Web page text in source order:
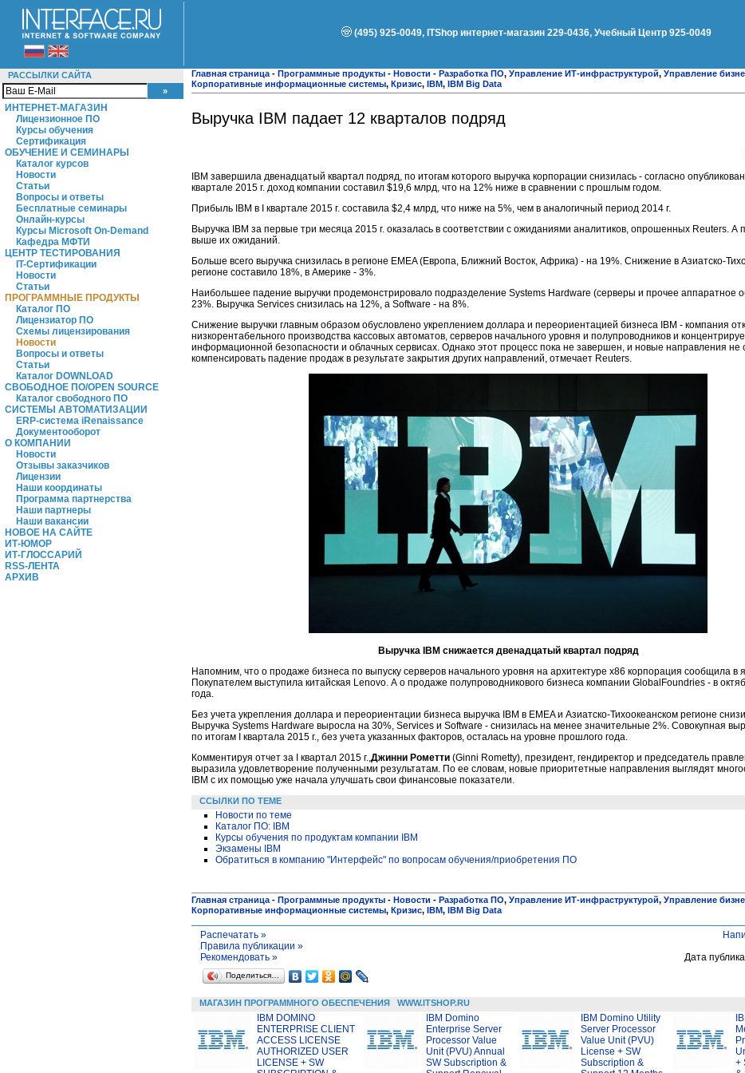
(495) 925-0049, ITShop интернет-магазин 229-0436, Учебный Центр 925-0049
РАССЫЛКИ САЙТА
ИНТЕРНЕТ-МАГАЗИН
Лицензионное ПО
Курсы обучения
Сертификация
ОБУЧЕНИЕ И СЕМИНАРЫ
Каталог курсов
Новости
Статьи
Вопросы и ответы
Бесплатные семинары
Онлайн-курсы
Курсы Microsoft On-Demand
Кафедра МФТИ
ЦЕНТР ТЕСТИРОВАНИЯ
IT-Сертификации
Новости
Статьи
ПРОГРАММНЫЕ ПРОДУКТЫ
Каталог ПО
Лицензиатор ПО
Схемы лицензирования
Новости
Вопросы и ответы
Статьи
Каталог DOWNLOAD
СВОБОДНОЕ ПО/OPEN SOURCE
Каталог свободного ПО
СИСТЕМЫ АВТОМАТИЗАЦИИ
ERP-система iRenaissance
Документооборот
О КОМПАНИИ
Новости
Отзывы заказчиков
Лицензии
Наши координаты
Программа партнерства
Наши партнеры
Наши вакансии
НОВОЕ НА САЙТЕ
ИТ-ЮМОР
ИТ-ГЛОССАРИЙ
RSS-ЛЕНТА
АРХИВ
Главная страница - Программные продукты - Новости - Разработка ПО, Управление ИТ-инфраструктурой, Управление
Корпоративные информационные системы, Кризис, IBM, IBM Big Data
Выручка IBM падает 12 кварталов подряд
IBM завершила двенадцатый квартал подряд, по итогам которого выручка корпорации снизилась - согласно
квартале 2015 г. доход компании составил $19,6 млрд, что на 12% ниже в сравнении с прошлым годом.
Прибыль IBM в I квартале 2015 г. составила $2,4 млрд, что ниже на 5%, чем в аналогичный период 2014 г.
Выручка IBM за первые три месяца 2015 г. оказалась в соответствии с ожиданиями аналитиков, опрошенных Reuters. А
выше их ожиданий.
Больше всего выручка снизилась в регионе EMEA (Европа, Ближний Восток, Африка) - на 19%. Снижение в Азиатско-
регионе составило 18%, в Америке - 3%.
Наибольшее падение выручки продемонстрировало подразделение Systems Hardware (серверы и прочее аппаратное
23%. Выручка Services снизилась на 12%, а Software - на 8%.
Снижение выручки главным образом обусловлено укреплением доллара и переориентацией бизнеса IBM - компания
низкорентабельного производства кассовых автоматов, серверов начального уровня и полупроводников и
информационной безопасности и облачных сервисах. Однако этот процесс пока не завершен, и новые направления не
компенсировать падение продаж в результате закрытия других направлений, отмечает Reuters.
Выручка IBM снижается двенадцатый квартал подряд
Напомним, что о продаже бизнеса по выпуску серверов начального уровня на архитектуре x86 корпорация сообщила в
Покупателем выступила китайская Lenovo. А о продаже полупроводникового бизнеса компании GlobalFoundries - в
года.
Без учета укрепления доллара и переориентации бизнеса выручка IBM в EMEA и Азиатско-Тихоокеанском регионе
Выручка Systems Hardware выросла на 30%, Services и Software - снизилась на менее значительные 2%. Совокупная
по итогам I квартала 2015 г., без учета указанных факторов, осталась на уровне прошлого года.
Комментируя отчет за I квартал 2015 г., Джинни Рометти (Ginni Rometty), президент, гендиректор и председатель
выразила удовлетворение полученными результатам. По ее словам, новые приоритетные направления выглядят
IBM с их помощью уже начала улучшать свои финансовые показатели.
ССЫЛКИ ПО ТЕМЕ
Новости по теме
Каталог ПО: IBM
Курсы обучения по продуктам компании IBM
Экзамены IBM
Обратиться в компанию "Интерфейс" по вопросам обучения/приобретения ПО
Главная страница - Программные продукты - Новости - Разработка ПО, Управление ИТ-инфраструктурой, Управление
Корпоративные информационные системы, Кризис, IBM, IBM Big Data
Распечатать »
Правила публикации »
Рекомендовать »
Дата
Поделиться…
МАГАЗИН ПРОГРАММНОГО ОБЕСПЕЧЕНИЯ WWW.ITSHOP.RU
IBM DOMINO
ENTERPRISE CLIENT
ACCESS LICENSE
AUTHORIZED USER
LICENSE + SW
IBM Domino
Enterprise Server
Processor Value
Unit (PVU) Annual
SW Subscription &
IBM Domino Utility
Server Processor
Value Unit (PVU)
License + SW
Subscription &
+